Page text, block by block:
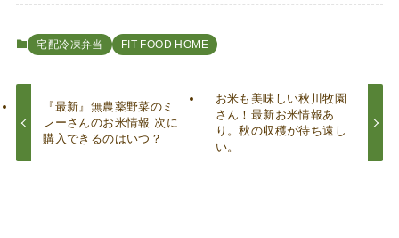
宅配冷凍弁当 FIT FOOD HOME
『最新』無農薬野菜のミ
レーさんのお米情報 次に
購入できるのはいつ？
お米も美味しい秋川牧園
さん！最新お米情報あ
り。秋の収穫が待ち遠し
い。